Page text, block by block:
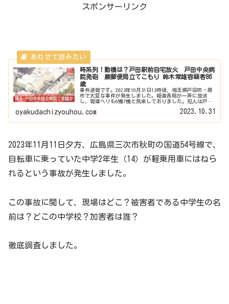
スポンサーリンク
時系列！動機は？戸田駅前自宅放火 戸田中央病
院発砲 蕨郵便局立てこもり 鈴木常雄容疑者86
歳
事件速報です。2023年10月31日13時頃、埼玉県戸田市・蕨
市で大変な事件が発生しました。報道各局が一斉に放送
し、報道ヘリも6機7機と飛来しておりました。犯人は戸田
郵便局で人質をとって立...
oyakudachizyouhou.com 2023.10.31
2023年11月11日夕方、広島県三次市秋町の国道54号線で、
自転車に乗っていた中学2年生（14）が軽乗用車にはねら
れるという事故が発生しました。
この事故に関して、現場はどこ？被害者である中学生の名
前は？どこの中学校？加害者は誰？
徹底調査しました。